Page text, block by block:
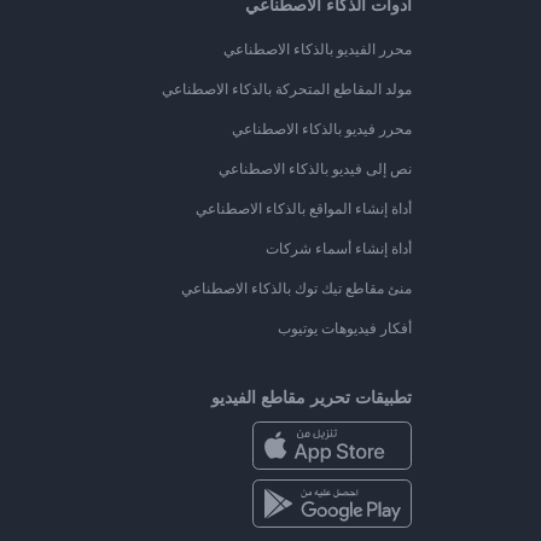
أدوات الذكاء الاصطناعي
محرر الفيديو بالذكاء الاصطناعي
مولد المقاطع المتحركة بالذكاء الاصطناعي
محرر فيديو بالذكاء الاصطناعي
نص إلى فيديو بالذكاء الاصطناعي
أداة إنشاء المواقع بالذكاء الاصطناعي
أداة إنشاء أسماء شركات
منئ مقاطع تيك توك بالذكاء الاصطناعي
أفكار فيديوهات يوتيوب
تطبيقات تحرير مقاطع الفيديو